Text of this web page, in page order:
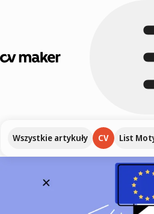
Wszystkie artykuły CV List